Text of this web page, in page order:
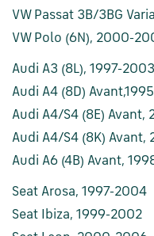
VW Passat 3B/3BG
VW Polo (6N), 2000-
Audi A3 (8L), 1997-2003
Audi A4 (8D)
Audi A4/S4 (8E) Avant,
Audi A4/S4 (8K) Avant,
Audi A6 (4B) Avant,
Seat Arosa, 1997-2004
Seat Ibiza, 1999-2002